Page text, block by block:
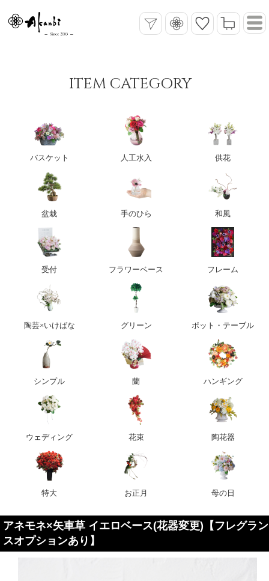
ITEM CATEGORY
バスケット 人工水入 供花
盆栽 手のひら 和風
受付 フラワーベース フレーム
陶芸×いけばな グリーン ポット・テーブル
シンプル 蘭 ハンギング
ウェディング 花束 陶花器
特大 お正月 母の日
アネモネ×矢車草 イエロベース(花器変更)【フレグラン
スオプションあり】